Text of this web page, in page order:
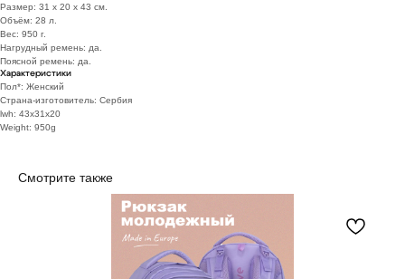
Размер: 31 х 20 х 43 см.
Объём: 28 л.
Вес: 950 г.
Нагрудный ремень: да.
Поясной ремень: да.
Характеристики
Пол*: Женский
Страна-изготовитель: Сербия
lwh: 43x31x20
Weight: 950g
Смотрите также